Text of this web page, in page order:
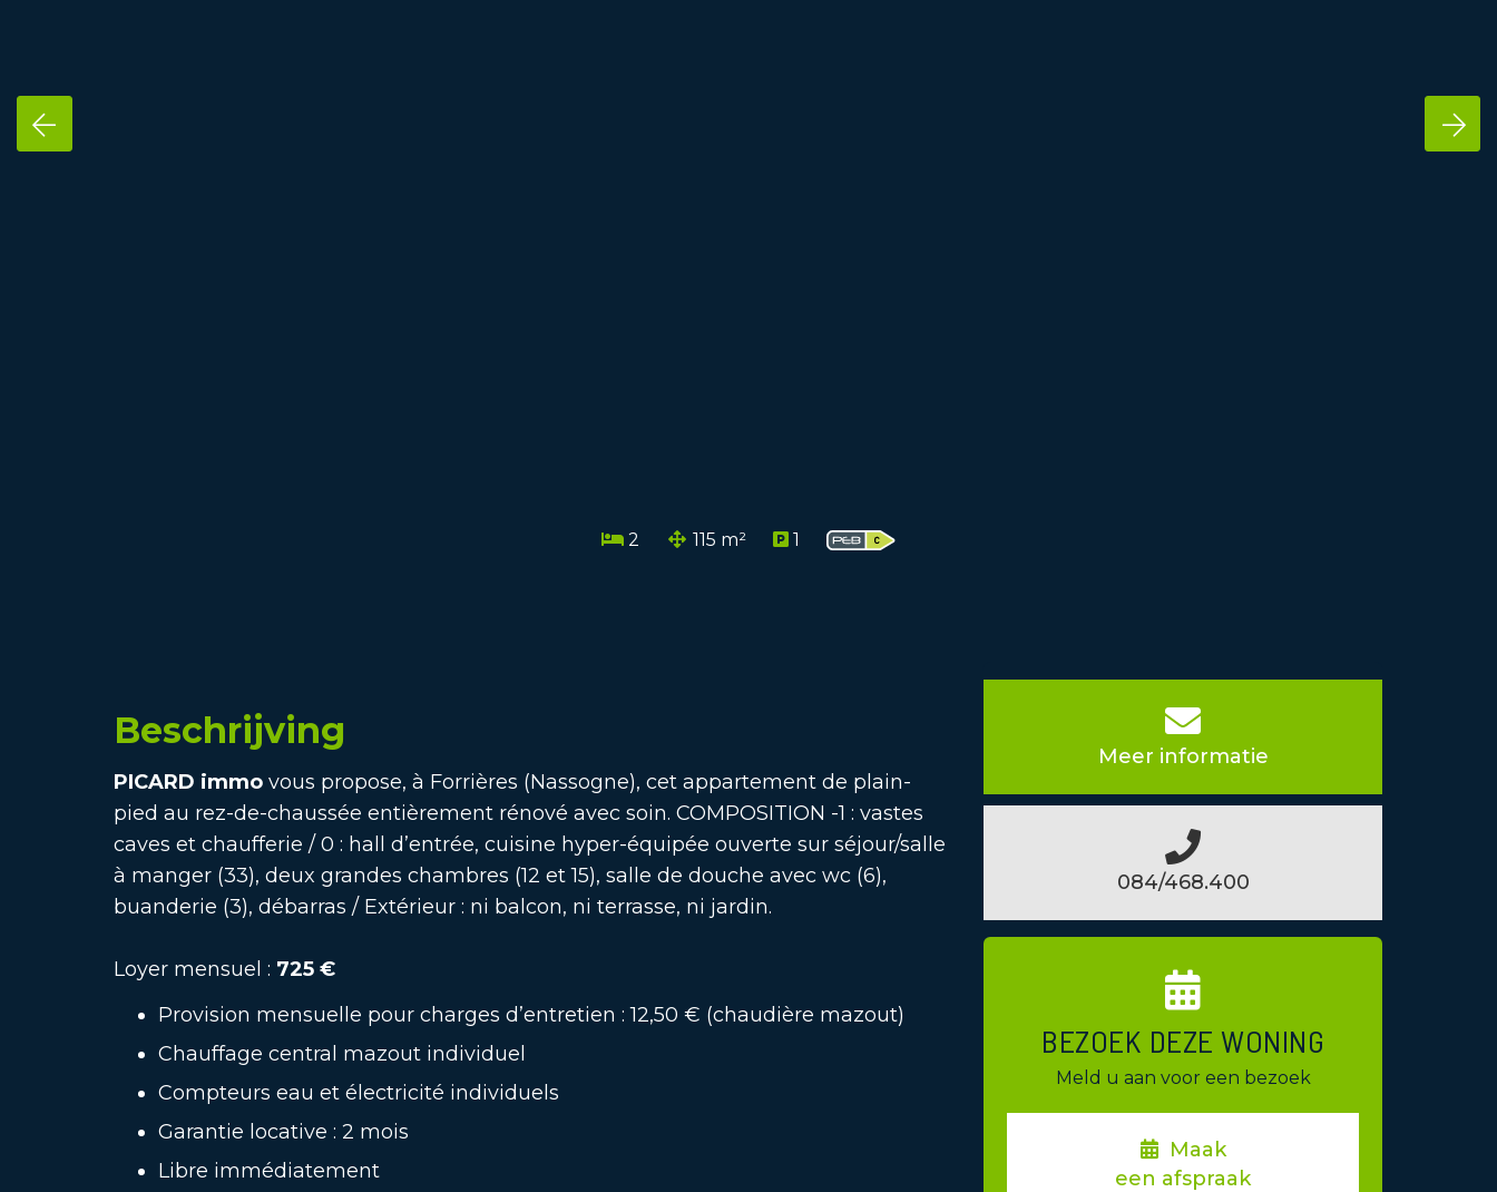
2 115 m² 1
Beschrijving
PICARD immo vous propose, à Forrières (Nassogne), cet appartement de plain-
pied au rez-de-chaussée entièrement rénové avec soin. COMPOSITION -1 : vastes
caves et chaufferie / 0 : hall d’entrée, cuisine hyper-équipée ouverte sur séjour/salle
à manger (33), deux grandes chambres (12 et 15), salle de douche avec wc (6),
buanderie (3), débarras / Extérieur : ni balcon, ni terrasse, ni jardin.
Loyer mensuel : 725 €
Provision mensuelle pour charges d’entretien : 12,50 € (chaudière mazout)
Chauffage central mazout individuel
Compteurs eau et électricité individuels
Garantie locative : 2 mois
Libre immédiatement
Meer informatie
084/468.400
BEZOEK DEZE WONING
Meld u aan voor een bezoek
Maak
een afspraak